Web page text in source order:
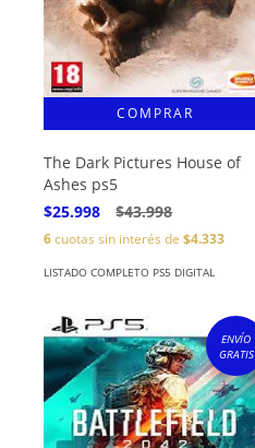
The Dark Pictures House of
Ashes ps5
$25.998
$43.998
6cuotas sin interés de$4.333
LISTADO COMPLETO PS5 DIGITAL
ENVÍO
GRATIS